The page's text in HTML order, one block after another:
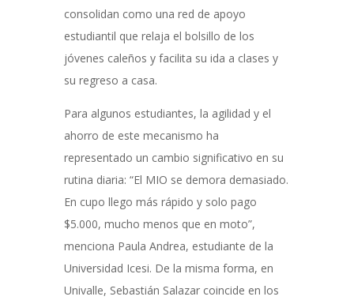
consolidan como una red de apoyo
estudiantil que relaja el bolsillo de los
jóvenes caleños y facilita su ida a clases y
su regreso a casa.
Para algunos estudiantes, la agilidad y el
ahorro de este mecanismo ha
representado un cambio significativo en su
rutina diaria: “El MIO se demora demasiado.
En cupo llego más rápido y solo pago
$5.000, mucho menos que en moto”,
menciona Paula Andrea, estudiante de la
Universidad Icesi. De la misma forma, en
Univalle, Sebastián Salazar coincide en los